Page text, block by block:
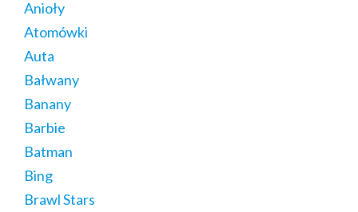
Anioły
Atomówki
Auta
Bałwany
Banany
Barbie
Batman
Bing
Brawl Stars